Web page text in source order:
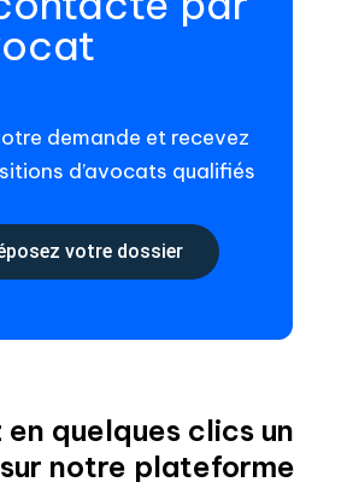
demande et recevez
d’avocats qualifiés
votre dossier
en quelques clics un
notre plateforme